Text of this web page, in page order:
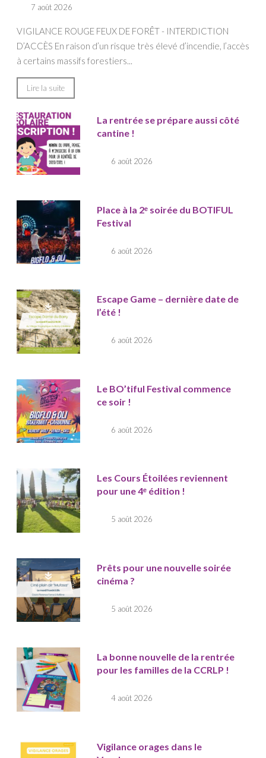
7 août 2026
VIGILANCE ROUGE FEUX DE FORÊT - INTERDICTION
D’ACCÈS En raison d’un risque très élevé d’incendie, l’accès
à certains massifs forestiers...
Lire la suite
La rentrée se prépare aussi côté
cantine !
6 août 2026
Place à la 2ᵉ soirée du BOTIFUL
Festival
6 août 2026
Escape Game – dernière date de
l’été !
6 août 2026
Le BO’tiful Festival commence
ce soir !
6 août 2026
Les Cours Étoilées reviennent
pour une 4ᵉ édition !
5 août 2026
Prêts pour une nouvelle soirée
cinéma ?
5 août 2026
La bonne nouvelle de la rentrée
pour les familles de la CCRLP !
4 août 2026
Vigilance orages dans le